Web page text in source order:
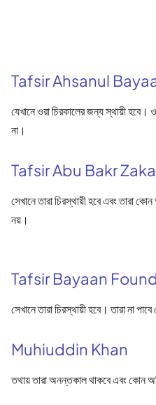
Tafsir Ahsanul
যেখানে ওরা চিরকালের জন্য স্থায়ী হবে।
না।
Tafsir Abu Bakr
সেখানে তারা চিরস্থায়ী হবে এবং তারা
নয়।
Tafsir Bayaan
সেখানে তারা চিরস্থায়ী হবে। তারা না
Muhiuddin Khan
তথায় তারা অনন্তকাল থাকবে এবং কোন